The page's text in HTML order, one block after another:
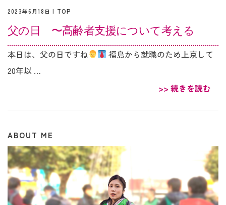
2023年6月18日 | TOP
父の日 〜高齢者支援について考える
本日は、父の日ですね
福島から就職のため上京して
20年以 …
>> 続きを読む
ABOUT ME